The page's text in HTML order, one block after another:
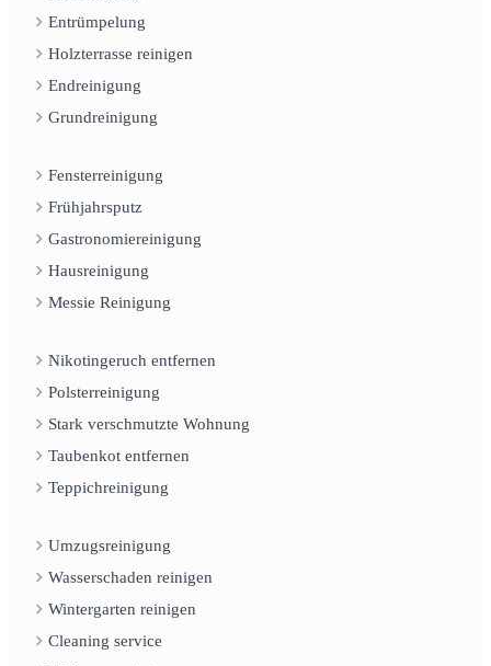
Entrümpelung
Holzterrasse reinigen
Endreinigung
Grundreinigung
Fensterreinigung
Frühjahrsputz
Gastronomiereinigung
Hausreinigung
Messie Reinigung
Nikotingeruch entfernen
Polsterreinigung
Stark verschmutzte Wohnung
Taubenkot entfernen
Teppichreinigung
Umzugsreinigung
Wasserschaden reinigen
Wintergarten reinigen
Cleaning service